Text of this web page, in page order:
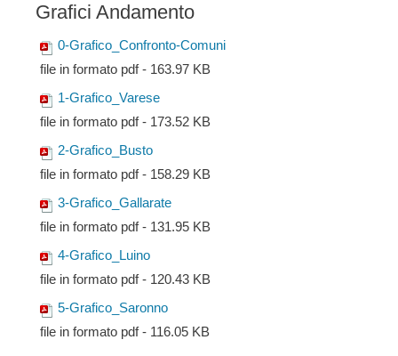
Grafici Andamento
0-Grafico_Confronto-Comuni
file in formato pdf - 163.97 KB
1-Grafico_Varese
file in formato pdf - 173.52 KB
2-Grafico_Busto
file in formato pdf - 158.29 KB
3-Grafico_Gallarate
file in formato pdf - 131.95 KB
4-Grafico_Luino
file in formato pdf - 120.43 KB
5-Grafico_Saronno
file in formato pdf - 116.05 KB